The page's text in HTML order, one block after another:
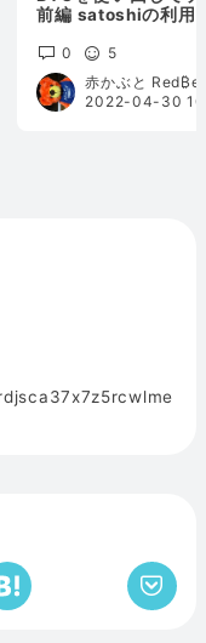
前編 satoshiの利用
0
5
赤かぶと
2022-04-30